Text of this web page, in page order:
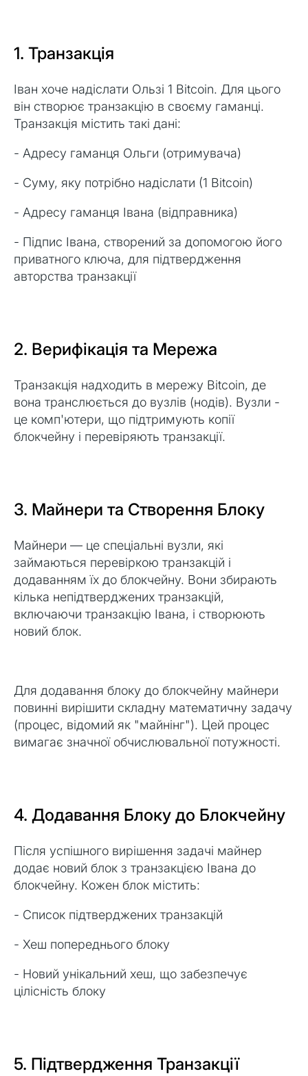
1. Транзакція
Іван хоче надіслати Ользі 1 Bitcoin. Для цього
він створює транзакцію в своєму гаманці.
Транзакція містить такі дані:
- Адресу гаманця Ольги (отримувача)
- Суму, яку потрібно надіслати (1 Bitcoin)
- Адресу гаманця Івана (відправника)
- Підпис Івана, створений за допомогою його
приватного ключа, для підтвердження
авторства транзакції
2. Верифікація та Мережа
Транзакція надходить в мережу Bitcoin, де
вона транслюється до вузлів (нодів). Вузли -
це комп'ютери, що підтримують копії
блокчейну і перевіряють транзакції.
3. Майнери та Створення Блоку
Майнери — це спеціальні вузли, які
займаються перевіркою транзакцій і
додаванням їх до блокчейну. Вони збирають
кілька непідтверджених транзакцій,
включаючи транзакцію Івана, і створюють
новий блок.
Для додавання блоку до блокчейну майнери
повинні вирішити складну математичну задачу
(процес, відомий як "майнінг"). Цей процес
вимагає значної обчислювальної потужності.
4. Додавання Блоку до Блокчейну
Після успішного вирішення задачі майнер
додає новий блок з транзакцією Івана до
блокчейну. Кожен блок містить:
- Список підтверджених транзакцій
- Хеш попереднього блоку
- Новий унікальний хеш, що забезпечує
цілісність блоку
5. Підтвердження Транзакції